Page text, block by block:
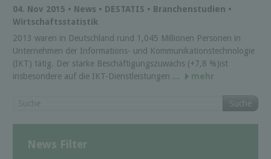
04. Nov 2015 • News • DESTATIS • Branchenstudien •
Wirtschaftsstatistik
2013 waren in Deutschland rund 1,045 Millionen Personen in
Unternehmen der Informations- und Kommunikationstechnologie
(IKT) tätig. Der starke Beschäftigungszuwachs (+7,8 %)ist
insbesondere auf die IKT-Dienstleistungen ...
mehr
Suche
News Filter